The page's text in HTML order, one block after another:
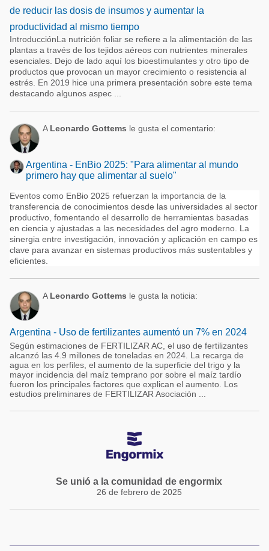
de reducir las dosis de insumos y aumentar la
productividad al mismo tiempo
IntroducciónLa nutrición foliar se refiere a la alimentación de las
plantas a través de los tejidos aéreos con nutrientes minerales
esenciales. Dejo de lado aquí los bioestimulantes y otro tipo de
productos que provocan un mayor crecimiento o resistencia al
estrés. En 2019 hice una primera presentación sobre este tema
destacando algunos aspec ...
A Leonardo Gottems le gusta el comentario:
Argentina - EnBio 2025: "Para alimentar al mundo
primero hay que alimentar al suelo"
Eventos como EnBio 2025 refuerzan la importancia de la
transferencia de conocimientos desde las universidades al sector
productivo, fomentando el desarrollo de herramientas basadas
en ciencia y ajustadas a las necesidades del agro moderno. La
sinergia entre investigación, innovación y aplicación en campo es
clave para avanzar en sistemas productivos más sustentables y
eficientes.
A Leonardo Gottems le gusta la noticia:
Argentina - Uso de fertilizantes aumentó un 7% en 2024
Según estimaciones de FERTILIZAR AC, el uso de fertilizantes
alcanzó las 4.9 millones de toneladas en 2024. La recarga de
agua en los perfiles, el aumento de la superficie del trigo y la
mayor incidencia del maíz temprano por sobre el maíz tardío
fueron los principales factores que explican el aumento. Los
estudios preliminares de FERTILIZAR Asociación ...
Se unió a la comunidad de engormix
26 de febrero de 2025